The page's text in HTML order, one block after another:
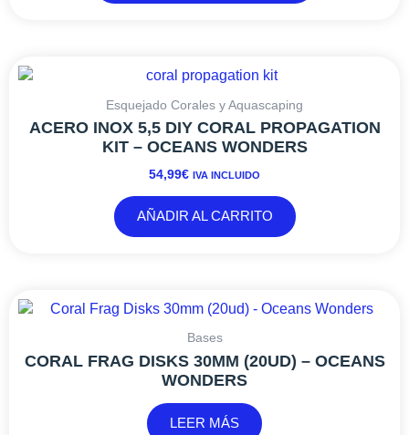
producto
Esquejado Corales y Aquascaping
ACERO INOX 5,5 DIY CORAL PROPAGATION
KIT – OCEANS WONDERS
54,99€ IVA INCLUIDO
AÑADIR AL CARRITO
Bases
CORAL FRAG DISKS 30MM (20UD) – OCEANS
WONDERS
LEER MÁS